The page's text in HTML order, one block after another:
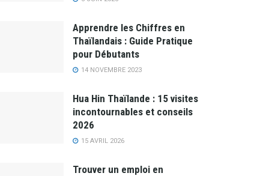
Apprendre les Chiffres en
Thaïlandais : Guide Pratique
pour Débutants
14 NOVEMBRE 2023
Hua Hin Thaïlande : 15 visites
incontournables et conseils
2026
15 AVRIL 2026
Trouver un emploi en